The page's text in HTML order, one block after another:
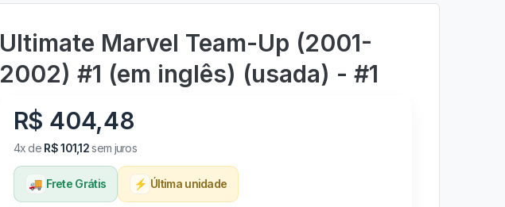
Ultimate Marvel Team-Up (2001-
2002) #1 (em inglês) (usada) - #1
R$ 404,48
4x de R$ 101,12sem juros
🚚 Frete Grátis ⚡ Última unidade